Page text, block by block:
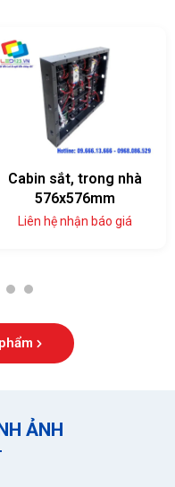
Cabin sắt, trong nhà
576x576mm
Liên hệ nhận báo giá
6 7
ẢNH